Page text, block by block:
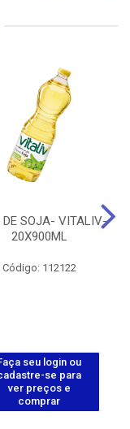
DE SOJA- VITALIV-
20X900ML
Código: 112122
seu login ou
se para
ver preços e
comprar